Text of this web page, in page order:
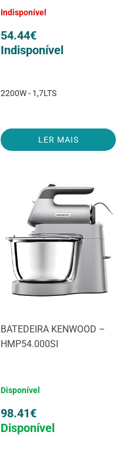
Indisponível
54.44€
Indisponível
2200W - 1,7LTS
LER MAIS
BATEDEIRA KENWOOD –
HMP54.000SI
Disponível
98.41€
Disponível